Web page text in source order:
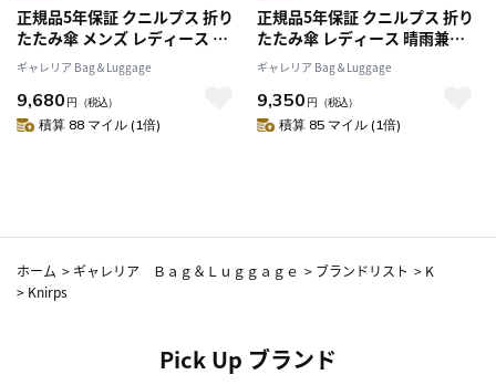
正規品5年保証 クニルプス 折り
たたみ傘 メンズ レディース 自
動開閉 大きい ケース Knirps 折
り畳み傘 雨傘 傘 自動 折り畳み
ワンタッチ 8本骨 ビジネス ケー
ス付き 男性 耐久性 T.320
ギャレリア Bag＆Luggage
9,680 円 （税込）
積算 88 マイル (1倍)
正規品5年保証 クニルプス 折り
たたみ傘 レディース 晴雨兼用
軽量 自動開閉 ケース Knirps 傘
折り畳み傘 ワンタッチ 撥水 日
傘 雨傘 自動 53cm UVカット 遮
熱 遮光 紫外線遮蔽 6本骨 U.220
ギャレリア Bag＆Luggage
9,350 円 （税込）
積算 85 マイル (1倍)
ホーム > ギャレリア Ｂａｇ＆Ｌｕｇｇａｇｅ > ブランドリスト > K
> Knirps
Pick Up ブランド